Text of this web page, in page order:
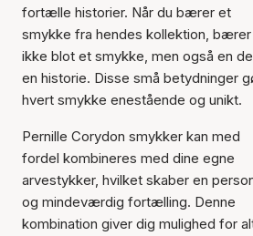
fortælle historier. Når du bærer et
smykke fra hendes kollektion, bærer
ikke blot et smykke, men også en
en historie. Disse små betydninger
hvert smykke enestående og unikt.
Pernille Corydon smykker kan med
fordel kombineres med dine egne
arvestykker, hvilket skaber en
og mindeværdig fortælling. Denne
kombination giver dig mulighed for